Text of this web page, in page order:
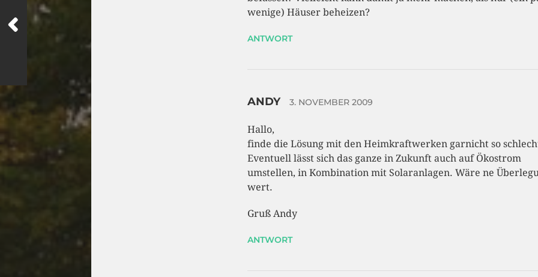
wenige) Häuser beheizen?
ANTWORT
ANDY 3. NOVEMBER 2009
Hallo,
finde die Lösung mit den Heimkraftwerken garnicht so
Eventuell lässt sich das ganze in Zukunft auch auf Ökostrom
umstellen, in Kombination mit Solaranlagen. Wäre ne
wert.
Gruß Andy
ANTWORT